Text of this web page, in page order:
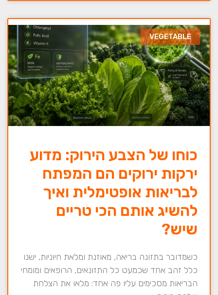
VEGETABLE
כוחו של הצבע הירוק: מדוע
ירקות ירוקים הם המפתח
לבריאות אופטימלית ואיך
להשיג אותם הכי טריים
שיש?
כשמדובר בתזונה בריאה, מאוזנת ומלאת חיוניות, ישנו
כלל זהב אחד שכמעט כל התזונאים, הרופאים ומומחי
הבריאות מסכימים עליו פה אחד: מלאו את הצלחת